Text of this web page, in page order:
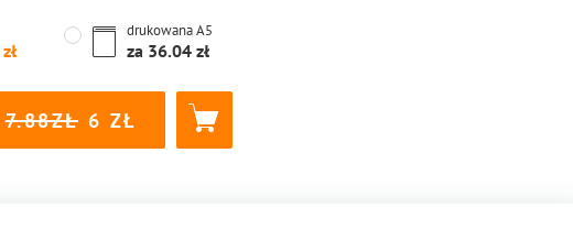
drukowanaA5
za 36.04
7.88 6